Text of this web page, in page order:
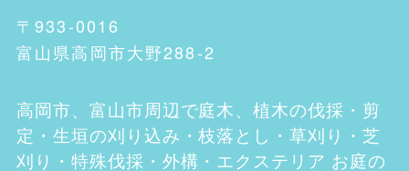
〒933-0016
富山県高岡市大野288-2
高岡市、富山市周辺で庭木、植木の伐採・剪
定・生垣の刈り込み・枝落とし・草刈り・芝
刈り・特殊伐採・外構・エクステリア お庭の